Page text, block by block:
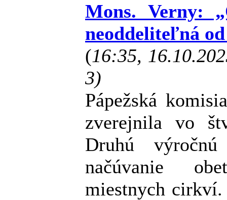
Mons. Verny:
neoddeliteľná
(16:35,
3)
Pápežská
zverejnila vo
Druhú
načúvanie
miestnych